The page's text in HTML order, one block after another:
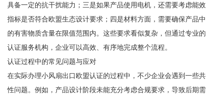
具备一定的抗干扰能力；三是如果产品使用电机，还需要考虑能效
指标是否符合欧盟生态设计要求；四是材料方面，需要确保产品中
的有害物质含量在限值范围内。这些要求看似复杂，但通过专业的
认证服务机构，企业可以高效、有序地完成整个流程。
认证过程中的常见问题与应对
在实际办理小风扇出口欧盟认证的过程中，不少企业会遇到一些共
性问题。例如，产品设计阶段未能充分考虑合规要求，导致后期需